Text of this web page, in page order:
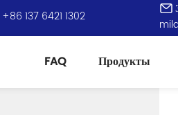
+86 137 6421 1302
FAQ Продукты